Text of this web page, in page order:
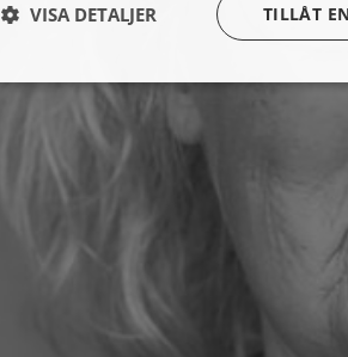
TILLÅT
VISA DETALJER